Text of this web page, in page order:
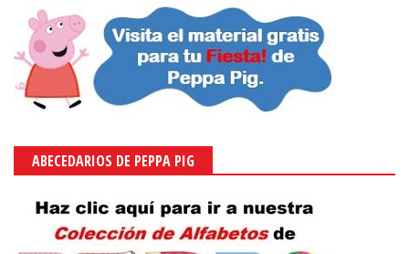
ABECEDARIOS DE PEPPA PIG